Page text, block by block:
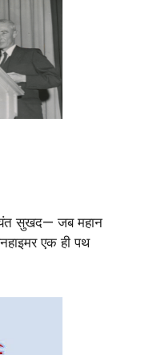
सुखद— जब महान
एक ही पथ